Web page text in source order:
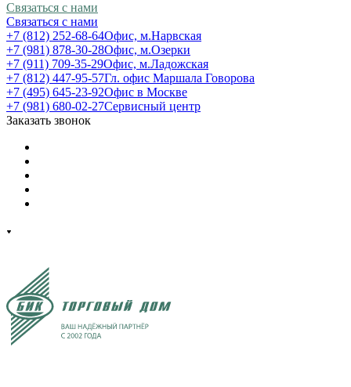
Связаться с нами
Связаться с нами
+7 (812) 252-68-64Офис, м.Нарвская
+7 (981) 878-30-28Офис, м.Озерки
+7 (911) 709-35-29Офис, м.Ладожская
+7 (812) 447-95-57Гл. офис Маршала Говорова
+7 (495) 645-23-92Офис в Москве
+7 (981) 680-02-27Сервисный центр
Заказать звонок